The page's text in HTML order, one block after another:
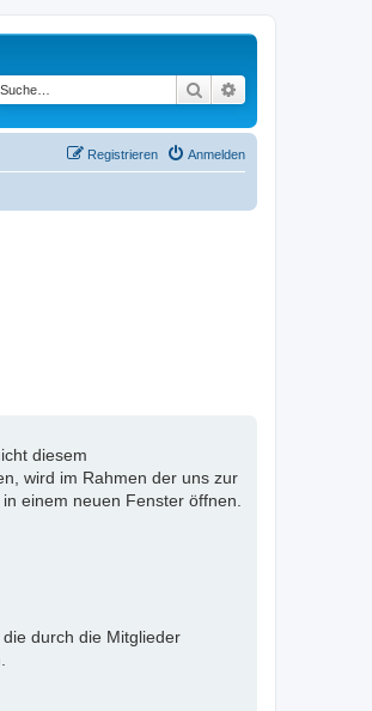
Suche
Anmelden
Registrieren
diesem
wird im Rahmen der uns zur
einem neuen Fenster öffnen.
durch die Mitglieder